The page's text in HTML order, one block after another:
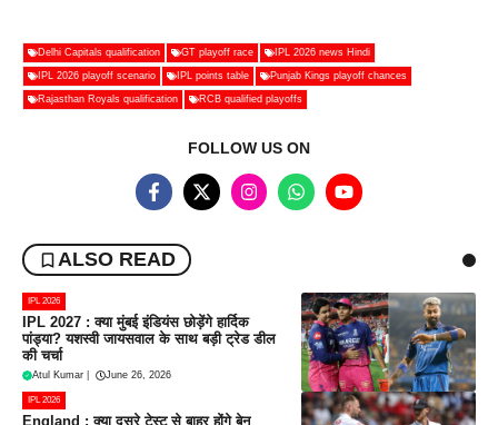
Delhi Capitals qualification GT playoff race IPL 2026 news Hindi
IPL 2026 playoff scenario IPL points table Punjab Kings playoff chances
Rajasthan Royals qualification RCB qualified playoffs
FOLLOW US ON
ALSO READ
IPL 2026
IPL 2027 : क्या मुंबई इंडियंस छोड़ेंगे हार्दिक
पांड्या? यशस्वी जायसवाल के साथ बड़ी ट्रेड डील
की चर्चा
Atul Kumar June 26, 2026
IPL 2026
England : क्या दूसरे टेस्ट से बाहर होंगे बेन